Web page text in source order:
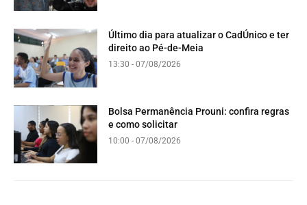
Último dia para atualizar o CadÚnico e ter
direito ao Pé-de-Meia
13:30 - 07/08/2026
Bolsa Permanência Prouni: confira regras
e como solicitar
10:00 - 07/08/2026